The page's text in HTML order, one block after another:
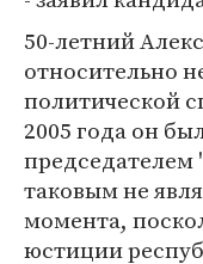
50-летний
относительно
политической
2005 года он
председателем
таковым не
момента,
юстиции